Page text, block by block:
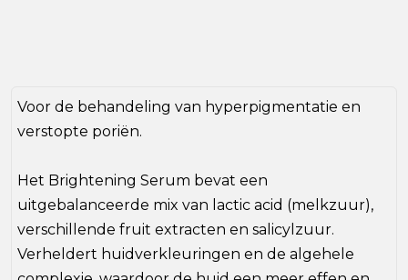
Voor de behandeling van hyperpigmentatie en
verstopte poriën.
Het Brightening Serum bevat een
uitgebalanceerde mix van lactic acid (melkzuur),
verschillende fruit extracten en salicylzuur.
Verheldert huidverkleuringen en de algehele